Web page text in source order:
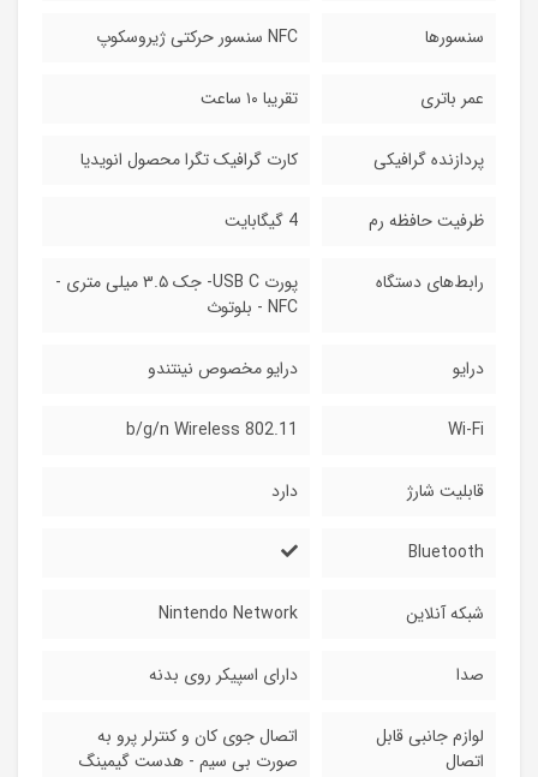
سنسورها NFC سنسور حرکتی ژیروسکوپ
عمر باتری تقریبا ۱۰ ساعت
پردازنده گرافیکی کارت گرافیک تگرا محصول انویدیا
ظرفیت حافظه رم 4 گیگابایت
رابط‌های دستگاه
پورت USB C- جک ۳.۵ میلی متری -
NFC - بلوتوث
درایو درایو مخصوص نینتندو
Wi-Fi
802.11 b/g/n Wireless
قابلیت شارژ دارد
Bluetooth
شبکه آنلاین Nintendo Network
صدا دارای اسپیکر روی بدنه
لوازم جانبی قابل
اتصال
اتصال جوی کان و کنترلر پرو به
صورت بی سیم - هدست گیمینگ